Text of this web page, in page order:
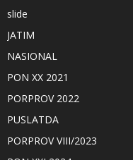
slide
JATIM
NASIONAL
PON XX 2021
PORPROV 2022
PUSLATDA
PORPROV VIII/2023